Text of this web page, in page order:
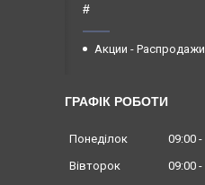
#
Акции - Распродажи
ГРАФІК РОБОТИ
Понеділок 09:00
Вівторок
09:00